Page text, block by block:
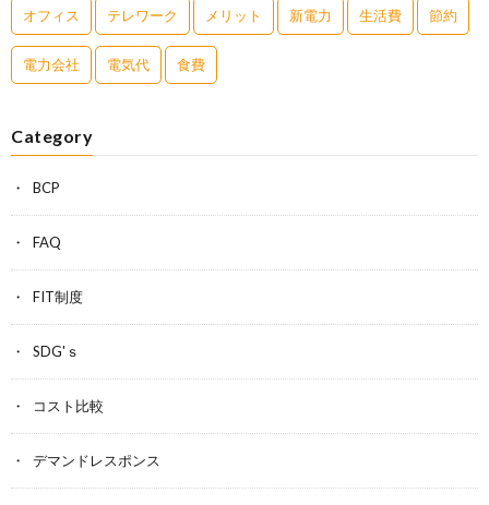
オフィス テレワーク メリット 新電力 生活費 節約
電力会社 電気代 食費
Category
BCP
FAQ
FIT制度
SDG'ｓ
コスト比較
デマンドレスポンス